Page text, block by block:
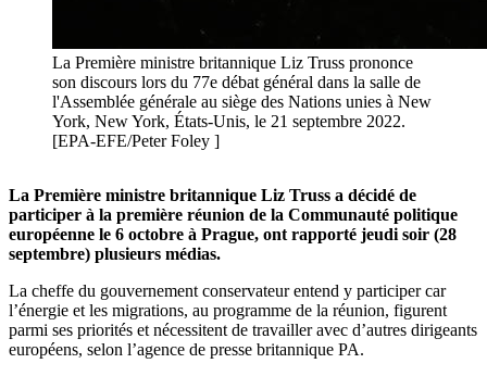
La Première ministre britannique Liz Truss prononce
son discours lors du 77e débat général dans la salle de
l'Assemblée générale au siège des Nations unies à New
York, New York, États-Unis, le 21 septembre 2022.
[EPA-EFE/Peter Foley ]
La Première ministre britannique Liz Truss a décidé de
participer à la première réunion de la Communauté politique
européenne le 6 octobre à Prague, ont rapporté jeudi soir (28
septembre) plusieurs médias.
La cheffe du gouvernement conservateur entend y participer car
l’énergie et les migrations, au programme de la réunion, figurent
parmi ses priorités et nécessitent de travailler avec d’autres dirigeants
européens, selon l’agence de presse britannique PA.